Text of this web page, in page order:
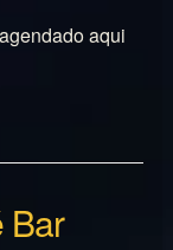
aqui
Bar